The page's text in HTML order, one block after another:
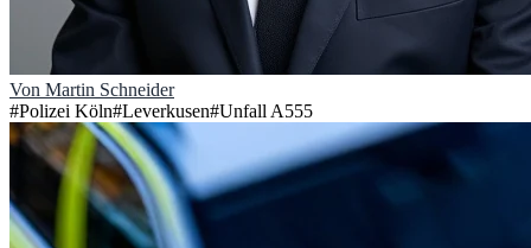
Von Martin Schneider
#Polizei Köln#Leverkusen#Unfall A555